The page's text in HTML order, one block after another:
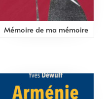
Mémoire de ma mémoire